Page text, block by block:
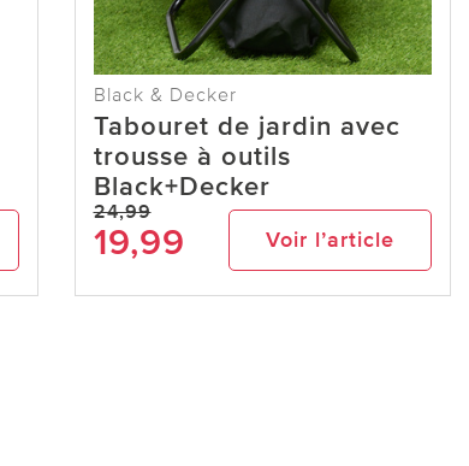
Black & Decker
Tabouret de jardin avec
trousse à outils
Black+Decker
24,99
19,99 Voir l’article